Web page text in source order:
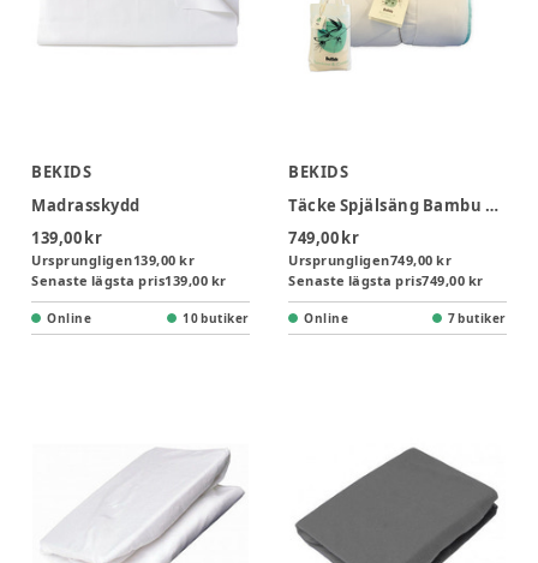
BEKIDS
Madrasskydd
139,00 kr
Ursprungligen139,00 kr
Senaste lägsta pris139,00 kr
Online 10 butiker
BEKIDS
Täcke Spjälsäng Bambu 100x140 cm - Vit
749,00 kr
Ursprungligen749,00 kr
Senaste lägsta pris749,00 kr
Online 7 butiker